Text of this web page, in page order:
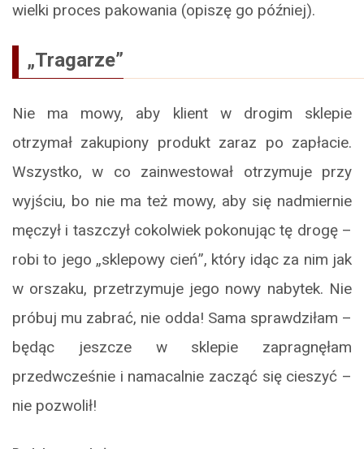
wielki proces pakowania (opiszę go później).
„Tragarze”
Nie ma mowy, aby klient w drogim sklepie
otrzymał zakupiony produkt zaraz po zapłacie.
Wszystko, w co zainwestował otrzymuje przy
wyjściu, bo nie ma też mowy, aby się nadmiernie
męczył i taszczył cokolwiek pokonując tę drogę –
robi to jego „sklepowy cień”, który idąc za nim jak
w orszaku, przetrzymuje jego nowy nabytek. Nie
próbuj mu zabrać, nie odda! Sama sprawdziłam –
będąc jeszcze w sklepie zapragnęłam
przedwcześnie i namacalnie zacząć się cieszyć –
nie pozwolił!